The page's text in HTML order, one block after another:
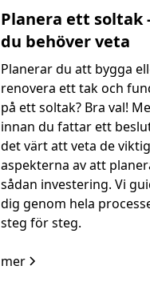
Planera ett soltak
du behöver veta
Planerar du att bygga
renovera ett tak och
på ett soltak? Bra val!
innan du fattar ett
det värt att veta de
aspekterna av att
sådan investering. Vi
dig genom hela
steg för steg.
mer